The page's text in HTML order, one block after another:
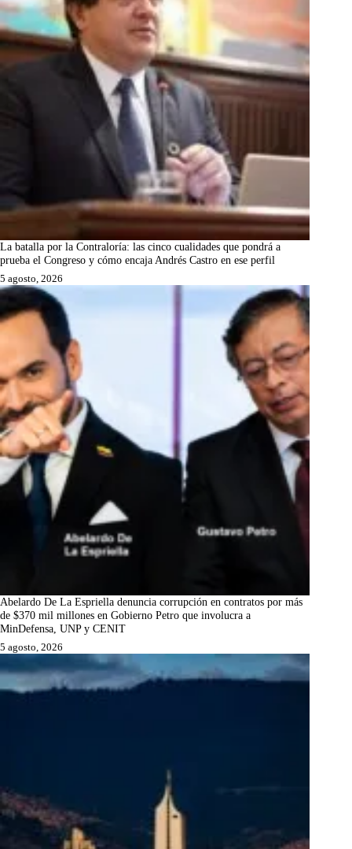
La batalla por la Contraloría: las cinco cualidades que pondrá a
prueba el Congreso y cómo encaja Andrés Castro en ese perfil
5 agosto, 2026
Abelardo De La Espriella denuncia corrupción en contratos por más
de $370 mil millones en Gobierno Petro que involucra a
MinDefensa, UNP y CENIT
5 agosto, 2026